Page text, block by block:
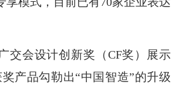
会设计创新奖（CF奖）展示
奖产品勾勒出“中国智造”的升级